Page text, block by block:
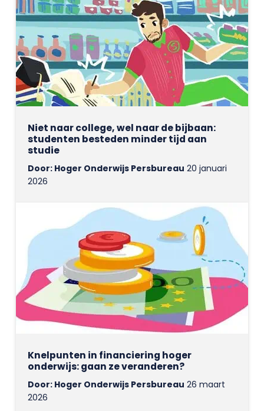
Niet naar college, wel naar de bijbaan:
studenten besteden minder tijd aan
studie
Door: Hoger Onderwijs Persbureau 20 januari
2026
Knelpunten in financiering hoger
onderwijs: gaan ze veranderen?
Door: Hoger Onderwijs Persbureau 26 maart
2026